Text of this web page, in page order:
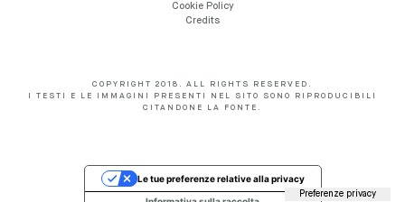
Cookie Policy
Credits
COPYRIGHT 2018. ALL RIGHTS RESERVED.
I TESTI E LE IMMAGINI PRESENTI NEL SITO SONO RIPRODUCIBILI
CITANDONE LA FONTE.
Le tue preferenze relative alla privacy